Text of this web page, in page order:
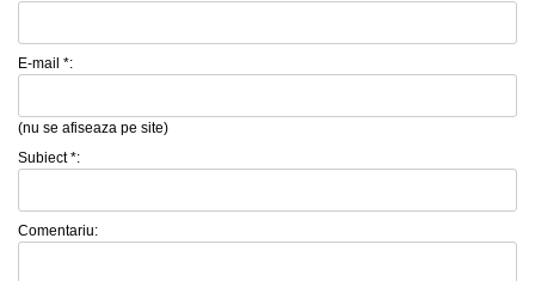
E-mail *:
(nu se afiseaza pe site)
Subiect *:
Comentariu: